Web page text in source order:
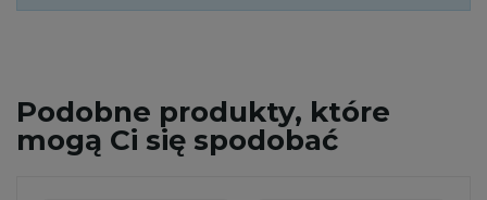
Podobne produkty, które
mogą Ci się spodobać